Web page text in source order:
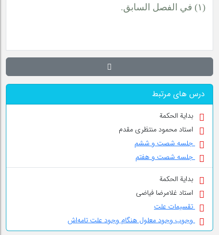
(١) في الفصل السابق.
درس های مرتبط
بدایة الحکمة
استاد محمود منتظری مقدم
جلسه شصت و ششم
جلسه شصت و هفتم
بدایة الحکمة
استاد غلامرضا فیاضی
تقسیمات علت
وجوب وجود معلول هنگام وجود علت تامه‌اش